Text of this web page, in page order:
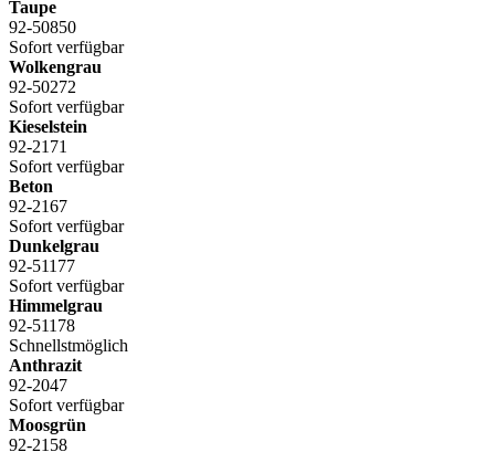
Taupe
92-50850
Sofort verfügbar
Wolkengrau
92-50272
Sofort verfügbar
Kieselstein
92-2171
Sofort verfügbar
Beton
92-2167
Sofort verfügbar
Dunkelgrau
92-51177
Sofort verfügbar
Himmelgrau
92-51178
Schnellstmöglich
Anthrazit
92-2047
Sofort verfügbar
Moosgrün
92-2158